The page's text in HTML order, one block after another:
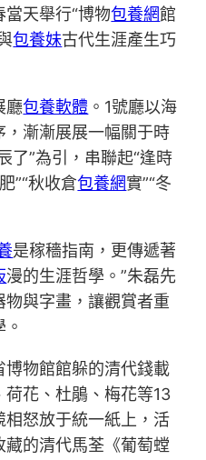
天舉行“博物包養網館
包養妹古代生涯產生巧
廳包養軟體 。1號廳以海
，漸漸展展一幅關于時
了”為引，串聯起“逢時
”“秋收倉包養網實”“冬
是稼穡指南，更傳遞著
漫的生涯哲學。”朱磊先
與字畫，讓觀賞者重
博物館館躲的清代錢載
荷花、杜鵑、梅花等13
怒放于統一紙上，活
的清代馬荃《葡萄螳